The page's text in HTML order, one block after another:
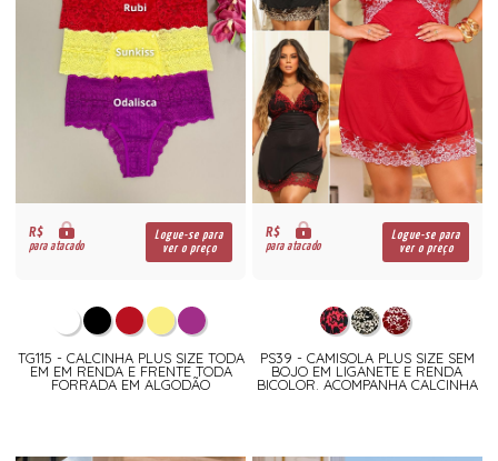
R$
para atacado
Logue-se para
ver o preço
TG115 - CALCINHA PLUS SIZE TODA
EM EM RENDA E FRENTE TODA
FORRADA EM ALGODÃO
R$
para atacado
Logue-se para
ver o preço
PS39 - CAMISOLA PLUS SIZE SEM
BOJO EM LIGANETE E RENDA
BICOLOR. ACOMPANHA CALCINHA